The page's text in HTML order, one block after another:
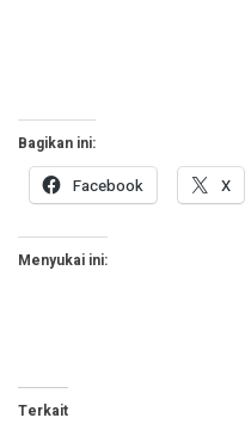
Bagikan ini:
Facebook X
Menyukai ini:
Terkait